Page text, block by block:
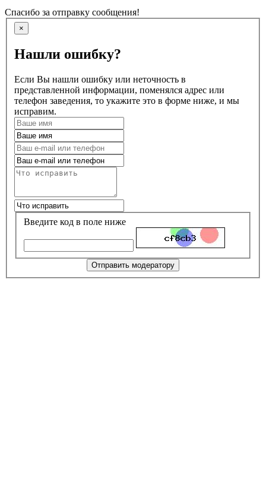
Спасибо за отправку сообщения!
×
Нашли ошибку?
Если Вы нашли ошибку или неточность в
представленной информации, поменялся адрес или
телефон заведения, то укажите это в форме ниже, и мы
исправим.
Введите код в поле ниже
Отправить модератору